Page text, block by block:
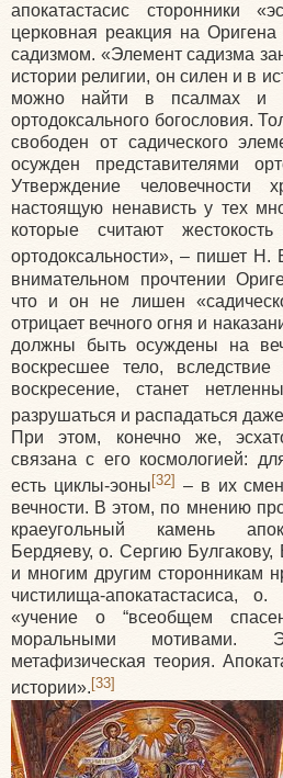
апокатастасис сторонники
церковная реакция на
садизмом. «Элемент садизма
истории религии, он силен и в
можно найти в псалмах и
ортодоксального богословия.
свободен от садического
осужден представителями
Утверждение человечности
настоящую ненависть у тех
которые считают
ортодоксальности», – пишет Н.
внимательном прочтении
что и он не лишен
отрицает вечного огня и
должны быть осуждены на
воскресшее тело,
воскресение, станет
разрушаться и распадаться
При этом, конечно же,
связана с его космологией:
есть циклы-эоны [32] – в их
вечности. В этом, по мнению
краеугольный камень
Бердяеву, о. Сергию Булгакову,
и многим другим сторонникам
чистилища-апокатастасиса,
«учение о “всеобщем
моральными мотивами.
метафизическая теория.
истории».[33]